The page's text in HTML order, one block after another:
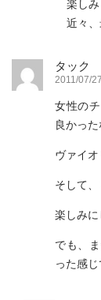
楽しみ
近々
タック
2011/07/
女性の
良かった
ヴァイ
そして
楽しみに
でも、
った感